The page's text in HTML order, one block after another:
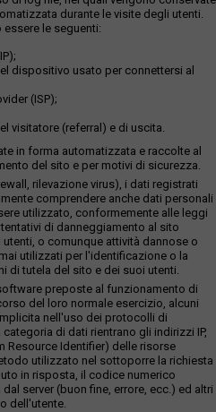
durante le visite degli utenti.
le seguenti:
dispositivo usato per connettersi al
(ISP);
visitatore (referral) e di uscita.
in forma automatizzata e raccolte al
del sito e per motivi di sicurezza.
rilevazione virus), i dati registrati
comprendere anche dati personali
utilizzato, conformemente alle leggi
di danneggiamento al sito
o comunque attività dannose o
utilizzati per l'identificazione o la
di tutela del sito e dei suoi utenti.
preposte al funzionamento di
del loro normale esercizio, alcuni
nell'uso dei protocolli di
di dati rientrano gli indirizzi IP,
Resource Identifier) delle risorse
utilizzato nel sottoporre la richiesta
in risposta, il codice numerico
server (buon fine, errore, ecc.) ed altri
dell'utente.